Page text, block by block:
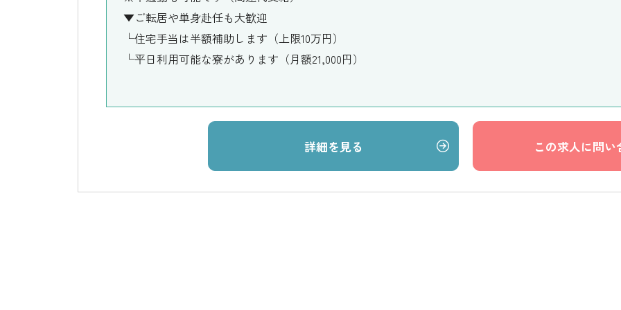
▼ご転居や単身赴任も大歓迎
└住宅手当は半額補助します（上限10万円）
└平日利用可能な寮があります（月額21,000円）
詳細を見る この求人に問い